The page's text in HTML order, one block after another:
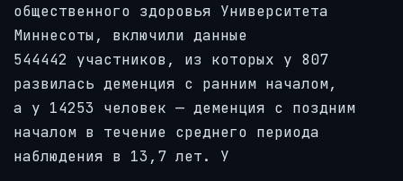
общественного здоровья Университета
Миннесоты, включили данные
544442 участников, из которых у 807
развилась деменция с ранним началом,
а у 14253 человек — деменция с поздним
началом в течение среднего периода
наблюдения в 13,7 лет. У